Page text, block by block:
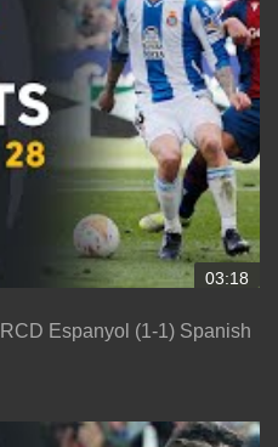
03:18
(1-1) Spanish